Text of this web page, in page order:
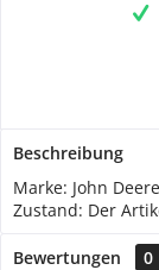
Beschreibung
Marke: John
Zustand: Der
Bewertungen
0